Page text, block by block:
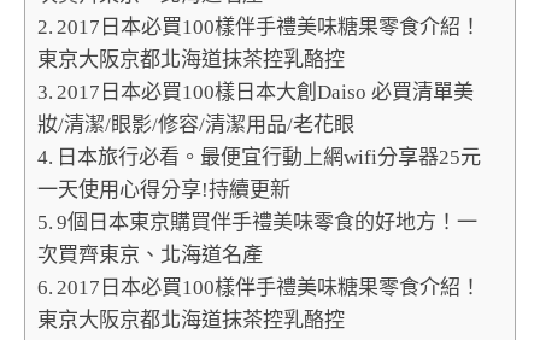
2017日本必買100樣伴手禮美味糖果零食介紹！
東京大阪京都北海道抹茶控乳酪控
2017日本必買100樣日本大創Daiso 必買清單美
妝/清潔/眼影/修容/清潔用品/老花眼
日本旅行必看。最便宜行動上網wifi分享器25元
一天使用心得分享!持續更新
9個日本東京購買伴手禮美味零食的好地方！一
次買齊東京、北海道名產
2017日本必買100樣伴手禮美味糖果零食介紹！
東京大阪京都北海道抹茶控乳酪控